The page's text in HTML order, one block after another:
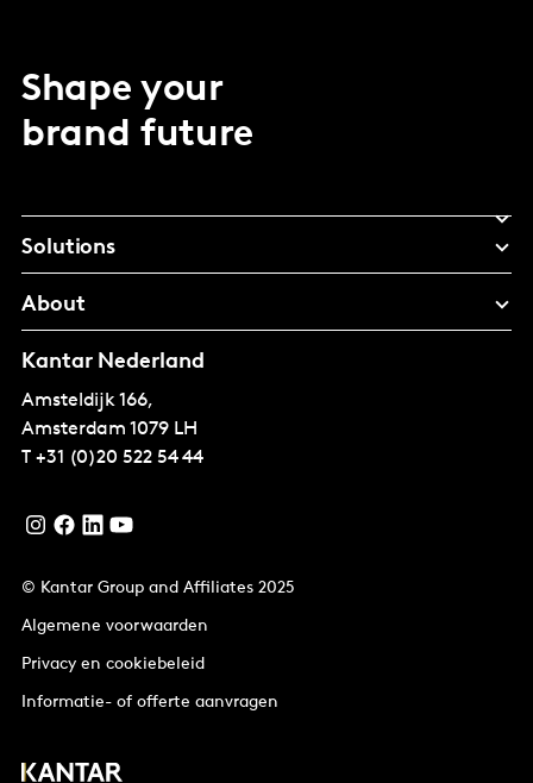
Shape your
brand future
Solutions
About
Kantar Nederland
Amsteldijk 166,
Amsterdam 1079 LH
T +31 (0)20 522 54 44
© Kantar Group and Affiliates 2025
Algemene voorwaarden
Privacy en cookiebeleid
Informatie- of offerte aanvragen